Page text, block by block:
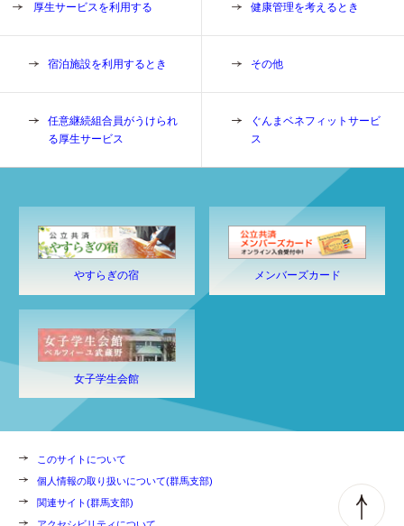
厚生サービスを利用する 健康管理を考えるとき
宿泊施設を利用するとき その他
任意継続組合員がうけられ
る厚生サービス
ぐんまベネフィットサービ
ス
やすらぎの宿 メンバーズカード
女子学生会館
このサイトについて
個人情報の取り扱いについて(群馬支部)
関連サイト(群馬支部)